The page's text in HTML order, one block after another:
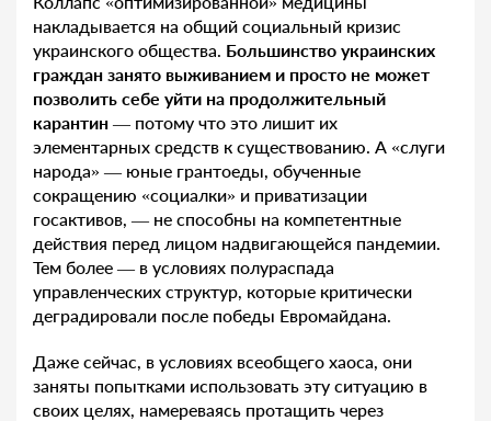
накладывается на общий социальный кризис
украинского общества. Большинство украинских
граждан занято выживанием и просто не может
позволить себе уйти на продолжительный
карантин — потому что это лишит их
элементарных средств к существованию. А «слуги
народа» — юные грантоеды, обученные
сокращению «социалки» и приватизации
госактивов, — не способны на компетентные
действия перед лицом надвигающейся пандемии.
Тем более — в условиях полураспада
управленческих структур, которые критически
деградировали после победы Евромайдана.
Даже сейчас, в условиях всеобщего хаоса, они
заняты попытками использовать эту ситуацию в
своих целях, намереваясь протащить через